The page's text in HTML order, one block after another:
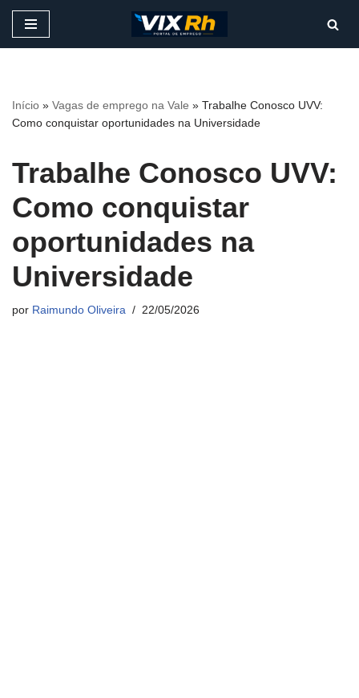
conteúdo
Início » Vagas de emprego na Vale » Trabalhe Conosco UVV:
Como conquistar oportunidades na Universidade
Trabalhe Conosco UVV:
Como conquistar
oportunidades na
Universidade
por Raimundo Oliveira 22/05/2026